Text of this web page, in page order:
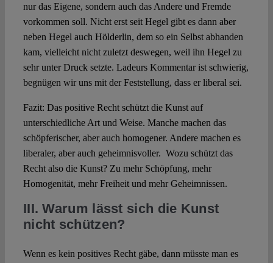
nur das Eigene, sondern auch das Andere und Fremde
vorkommen soll. Nicht erst seit Hegel gibt es dann aber
neben Hegel auch Hölderlin, dem so ein Selbst abhanden
kam, vielleicht nicht zuletzt deswegen, weil ihn Hegel zu
sehr unter Druck setzte. Ladeurs Kommentar ist schwierig,
begnügen wir uns mit der Feststellung, dass er liberal sei.
Fazit: Das positive Recht schützt die Kunst auf
unterschiedliche Art und Weise. Manche machen das
schöpferischer, aber auch homogener. Andere machen es
liberaler, aber auch geheimnisvoller. Wozu schützt das
Recht also die Kunst? Zu mehr Schöpfung, mehr
Homogenität, mehr Freiheit und mehr Geheimnissen.
III. Warum lässt sich die Kunst
nicht schützen?
Wenn es kein positives Recht gäbe, dann müsste man es